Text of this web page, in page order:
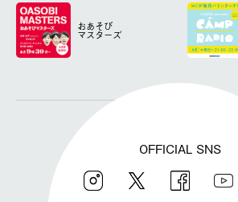
おあそび
マスターズ
OFFICIAL SNS